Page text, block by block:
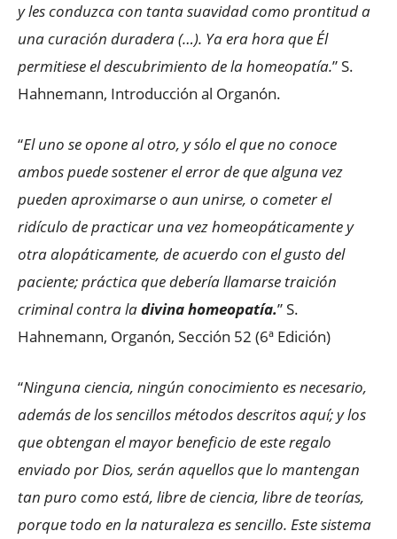
y les conduzca con tanta suavidad como prontitud a
una curación duradera (…). Ya era hora que Él
permitiese el descubrimiento de la homeopatía.” S.
Hahnemann, Introducción al Organón.
“El uno se opone al otro, y sólo el que no conoce
ambos puede sostener el error de que alguna vez
pueden aproximarse o aun unirse, o cometer el
ridículo de practicar una vez homeopáticamente y
otra alopáticamente, de acuerdo con el gusto del
paciente; práctica que debería llamarse traición
criminal contra ladivina homeopatía.” S.
Hahnemann, Organón, Sección 52 (6ª Edición)
“Ninguna ciencia, ningún conocimiento es necesario,
además de los sencillos métodos descritos aquí; y los
que obtengan el mayor beneficio de este regalo
enviado por Dios, serán aquellos que lo mantengan
tan puro como está, libre de ciencia, libre de teorías,
porque todo en la naturaleza es sencillo. Este sistema